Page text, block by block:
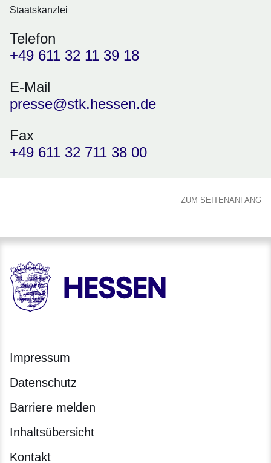
Staatskanzlei
Telefon
+49 611 32 11 39 18
E-Mail
presse@stk.hessen.de
Fax
+49 611 32 711 38 00
ZUM SEITENANFANG
HESSEN - Hessische Landesregierung
Impressum
Datenschutz
Barriere melden
Inhaltsübersicht
Kontakt